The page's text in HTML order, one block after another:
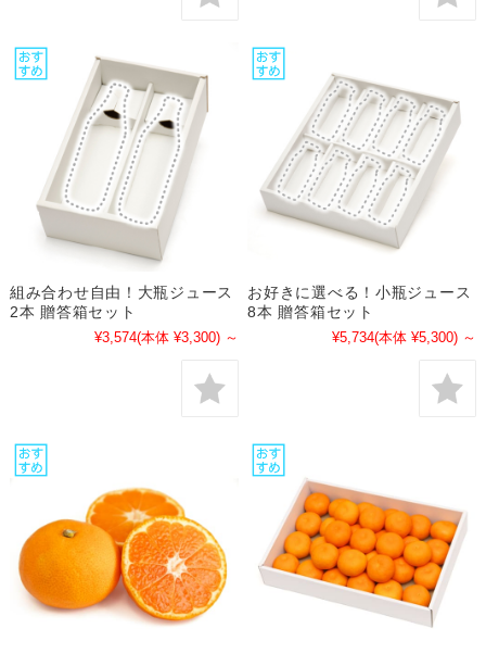
組み合わせ自由！大瓶ジュース
2本 贈答箱セット
¥3,574(本体 ¥3,300) ～
お好きに選べる！小瓶ジュース
8本 贈答箱セット
¥5,734(本体 ¥5,300) ～